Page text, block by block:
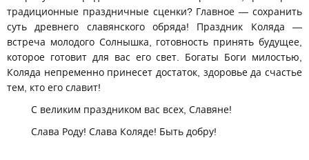
традиционные праздничные сценки? Главное — сохранить
суть древнего славянского обряда! Праздник Коляда —
встреча молодого Солнышка, готовность принять будущее,
которое готовит для вас его свет. Богаты Боги милостью,
Коляда непременно принесет достаток, здоровье да счастье
тем, кто его славит!
С великим праздником вас всех, Славяне!
Слава Роду! Слава Коляде! Быть добру!